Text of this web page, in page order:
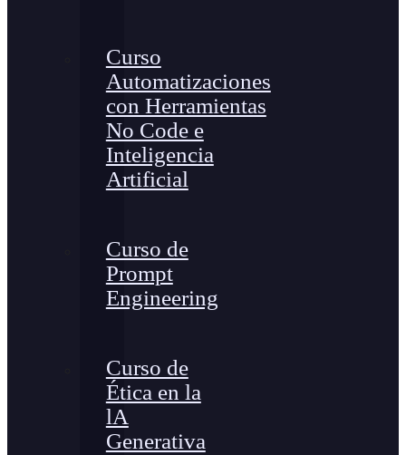
Curso
Automatizaciones
con Herramientas
No Code e
Inteligencia
Artificial
Curso de
Prompt
Engineering
Curso de
Ética en la
lA
Generativa